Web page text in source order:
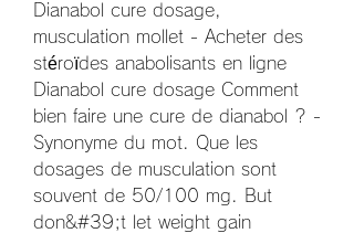
Dianabol cure dosage,
musculation mollet - Acheter des
stéroïdes anabolisants en ligne
Dianabol cure dosage Comment
bien faire une cure de dianabol ? -
Synonyme du mot. Que les
dosages de musculation sont
souvent de 50/100 mg. But
don&#39;t let weight gain